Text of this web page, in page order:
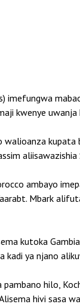
imefungwa
kwenye
walioanza kupata
ambayo
Mbark
kutoka
kadi ya njano
pambano hilo,
hivi sasa